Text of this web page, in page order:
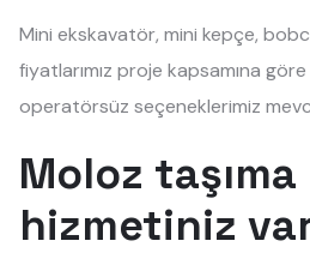
Mini ekskavatör, mini kepçe,
fiyatlarımız proje kapsamına
operatörsüz seçeneklerimiz
Moloz taşıma
hizmetiniz var